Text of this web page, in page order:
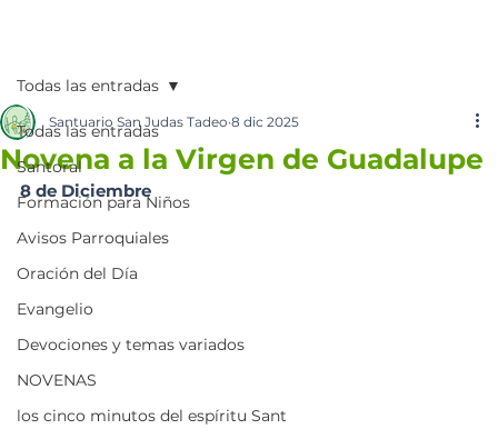
Todas las entradas
Santoral
Formación para Niños
Avisos Parroquiales
Oración del Día
Evangelio
Devociones y temas variados
NOVENAS
los cinco minutos del espíritu Sant
Todas las entradas
Novena a la Virgen de Guadalupe
Santuario San Judas Tadeo 8 dic 2025
8 de Diciembre